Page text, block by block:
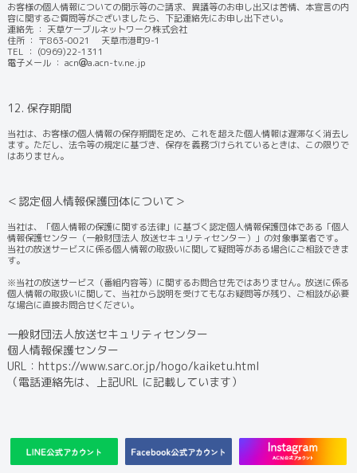
お客様の個人情報についての開示等のご請求、異議等のお申し出又は苦情、本宣言の内
容に関するご質問等がございましたら、下記連絡先にお申し出下さい。
連絡先 ： 天草ケーブルネットワーク株式会社
住所 ： 〒863-0021 天草市港町9-1
TEL ： (0969)22-1311
電子メール ： acn
a.acn-tv.ne.jp
12. 保存期間
当社は、お客様の個人情報の保存期間を定め、これを超えた個人情報は遅滞なく消去し
ます。ただし、法令等の規定に基づき、保存を義務づけられているときは、この限りで
はありません。
＜認定個人情報保護団体について＞
当社は、「個人情報の保護に関する法律」に基づく認定個人情報保護団体である「個人
情報保護センター（一般財団法人 放送セキュリティセンター）」の対象事業者です。
当社の放送サービスに係る個人情報の取扱いに関して疑問等がある場合にご相談できま
す。
※当社の放送サービス（番組内容等）に関するお問合せ先ではありません。放送に係る
個人情報の取扱いに関して、当社から説明を受けてもなお疑問等が残り、ご相談が必要
な場合に直接お問合せください。
一般財団法人放送セキュリティセンター
個人情報保護センター
URL： https://www.sarc.or.jp/hogo/kaiketu.html
（電話連絡先は、上記URL に記載しています）